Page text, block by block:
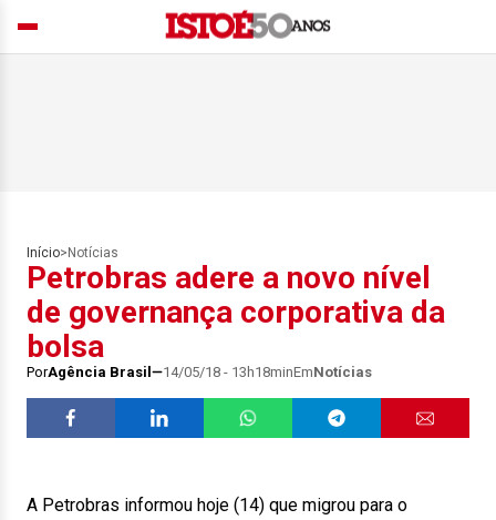
Início> Notícias
Petrobras adere a novo nível
de governança corporativa da
bolsa
PorAgência Brasil 14/05/18 - 13h18minEmNotícias
A Petrobras informou hoje (14) que migrou para o